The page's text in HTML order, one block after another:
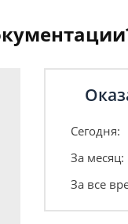
Сегодня:
За месяц:
За все